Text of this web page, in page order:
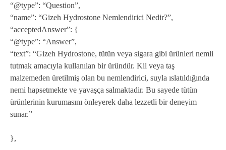
“@type”: “Question”,
“name”: “Gizeh Hydrostone Nemlendirici Nedir?”,
“acceptedAnswer”: {
“@type”: “Answer”,
“text”: “Gizeh Hydrostone, tütün veya sigara gibi ürünleri nemli
tutmak amacıyla kullanılan bir üründür. Kil veya taş
malzemeden üretilmiş olan bu nemlendirici, suyla ıslatıldığında
nemi hapsetmekte ve yavaşça salmaktadir. Bu sayede tütün
ürünlerinin kurumasını önleyerek daha lezzetli bir deneyim
sunar.”
},